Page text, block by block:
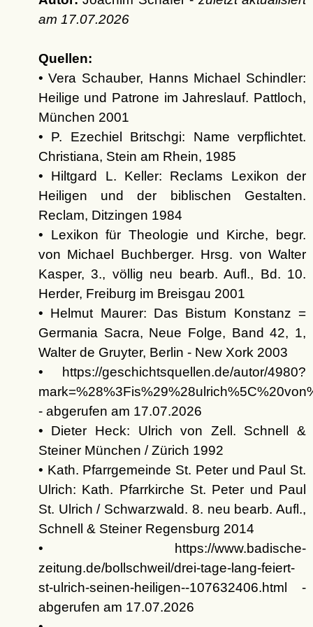
am 17.07.2026
Quellen:
• Vera Schauber, Hanns Michael Schindler:
Heilige und Patrone im Jahreslauf. Pattloch,
München 2001
• P. Ezechiel Britschgi: Name verpflichtet.
Christiana, Stein am Rhein, 1985
• Hiltgard L. Keller: Reclams Lexikon der
Heiligen und der biblischen Gestalten.
Reclam, Ditzingen 1984
• Lexikon für Theologie und Kirche, begr.
von Michael Buchberger. Hrsg. von Walter
Kasper, 3., völlig neu bearb. Aufl., Bd. 10.
Herder, Freiburg im Breisgau 2001
• Helmut Maurer: Das Bistum Konstanz =
Germania Sacra, Neue Folge, Band 42, 1,
Walter de Gruyter, Berlin - New Xork 2003
• https://geschichtsquellen.de/autor/4980?
- abgerufen am 17.07.2026
• Dieter Heck: Ulrich von Zell. Schnell &
Steiner München / Zürich 1992
• Kath. Pfarrgemeinde St. Peter und Paul St.
Ulrich: Kath. Pfarrkirche St. Peter und Paul
St. Ulrich / Schwarzwald. 8. neu bearb. Aufl.,
Schnell & Steiner Regensburg 2014
• https://www.badische-
zeitung.de/bollschweil/drei-tage-lang-feiert-
st-ulrich-seinen-heiligen--107632406.html -
abgerufen am 17.07.2026